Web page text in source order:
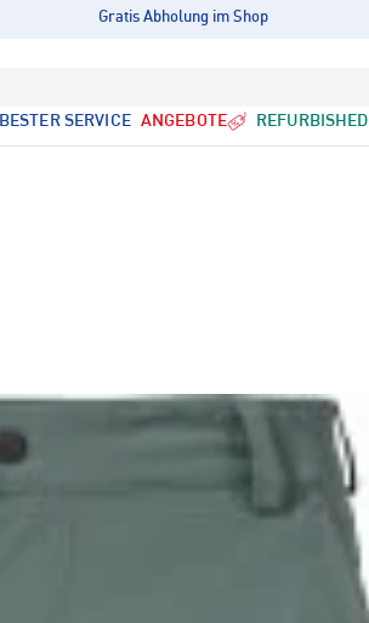
Gratis Abholung im Shop
BESTER SERVICE ANGEBOTE REFURBISHED